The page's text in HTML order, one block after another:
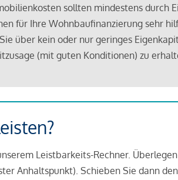
sollten mindestens durch
für Ihre Wohnbaufinanzierung sehr
über kein oder nur geringes
(mit guten Konditionen) zu
Leistbarkeits-Rechner.
Anhaltspunkt). Schieben Sie dann